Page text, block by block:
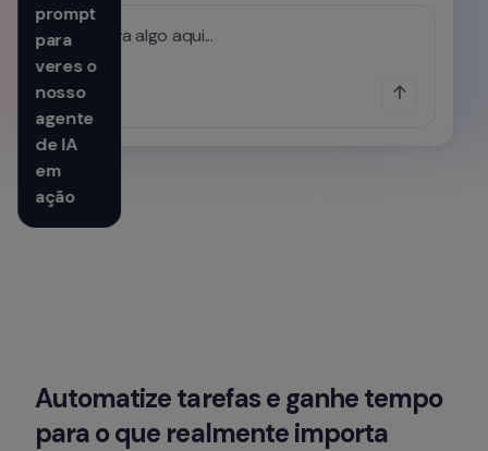
prompt
para
veres o
nosso
agente
de IA
em
ação
Escreva algo aqui...
Automatize tarefas e ganhe tempo
para o que realmente importa